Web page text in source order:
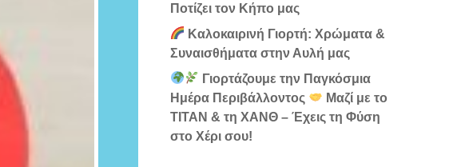
Ποτίζει τον Κήπο μας
Καλοκαιρινή Γιορτή: Χρώματα &
Συναισθήματα στην Αυλή μας
Γιορτάζουμε την Παγκόσμια
Ημέρα Περιβάλλοντος
Μαζί με το
ΤΙΤΑΝ & τη ΧΑΝΘ – Έχεις τη Φύση
στο Χέρι σου!